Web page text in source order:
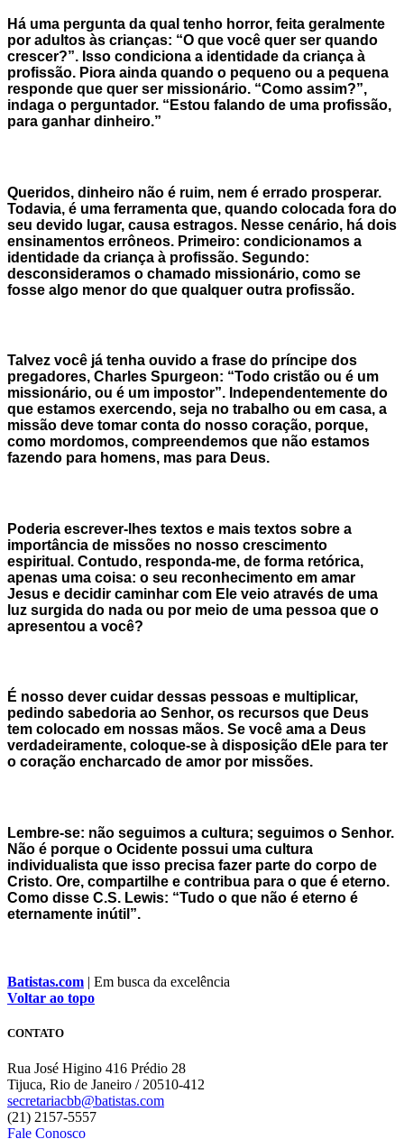
Há uma pergunta da qual tenho horror, feita geralmente
por adultos às crianças: “O que você quer ser quando
crescer?”. Isso condiciona a identidade da criança à
profissão. Piora ainda quando o pequeno ou a pequena
responde que quer ser missionário. “Como assim?”,
indaga o perguntador. “Estou falando de uma profissão,
para ganhar dinheiro.”
Queridos, dinheiro não é ruim, nem é errado prosperar.
Todavia, é uma ferramenta que, quando colocada fora do
seu devido lugar, causa estragos. Nesse cenário, há dois
ensinamentos errôneos. Primeiro: condicionamos a
identidade da criança à profissão. Segundo:
desconsideramos o chamado missionário, como se
fosse algo menor do que qualquer outra profissão.
Talvez você já tenha ouvido a frase do príncipe dos
pregadores, Charles Spurgeon: “Todo cristão ou é um
missionário, ou é um impostor”. Independentemente do
que estamos exercendo, seja no trabalho ou em casa, a
missão deve tomar conta do nosso coração, porque,
como mordomos, compreendemos que não estamos
fazendo para homens, mas para Deus.
Poderia escrever-lhes textos e mais textos sobre a
importância de missões no nosso crescimento
espiritual. Contudo, responda-me, de forma retórica,
apenas uma coisa: o seu reconhecimento em amar
Jesus e decidir caminhar com Ele veio através de uma
luz surgida do nada ou por meio de uma pessoa que o
apresentou a você?
É nosso dever cuidar dessas pessoas e multiplicar,
pedindo sabedoria ao Senhor, os recursos que Deus
tem colocado em nossas mãos. Se você ama a Deus
verdadeiramente, coloque-se à disposição dEle para ter
o coração encharcado de amor por missões.
Lembre-se: não seguimos a cultura; seguimos o Senhor.
Não é porque o Ocidente possui uma cultura
individualista que isso precisa fazer parte do corpo de
Cristo. Ore, compartilhe e contribua para o que é eterno.
Como disse C.S. Lewis: “Tudo o que não é eterno é
eternamente inútil”.
Batistas.com | Em busca da excelência
Voltar ao topo
CONTATO
Rua José Higino 416 Prédio 28
Tijuca, Rio de Janeiro / 20510-412
secretariacbb@batistas.com
(21) 2157-5557
Fale Conosco